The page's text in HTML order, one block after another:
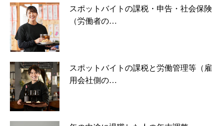
スポットバイトの課税・申告・社会保険
（労働者の…
スポットバイトの課税と労働管理等（雇
用会社側の…